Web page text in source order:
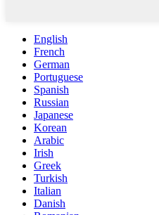
English
French
German
Portuguese
Spanish
Russian
Japanese
Korean
Arabic
Irish
Greek
Turkish
Italian
Danish